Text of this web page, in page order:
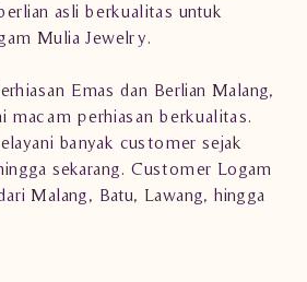
asli berkualitas untuk
Mulia Jewelry.
Emas dan Berlian Malang,
macam perhiasan berkualitas.
banyak customer sejak
sekarang. Customer Logam
Malang, Batu, Lawang, hingga